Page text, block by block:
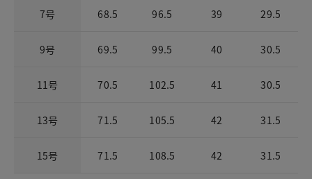
7号 68.5 96.5 39 29.5
9号 69.5 99.5 40 30.5
11号 70.5 102.5 41 30.5
13号 71.5 105.5 42 31.5
15号 71.5 108.5 42 31.5